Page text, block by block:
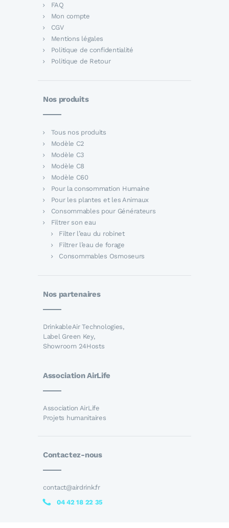
FAQ
Mon compte
CGV
Mentions légales
Politique de confidentialité
Politique de Retour
Nos produits
Tous nos produits
Modèle C2
Modèle C3
Modèle C8
Modèle C60
Pour la consommation Humaine
Pour les plantes et les Animaux
Consommables pour Générateurs
Filtrer son eau
Filter l’eau du robinet
Filtrer l’eau de forage
Consommables Osmoseurs
Nos partenaires
DrinkableAir Technologies,
Label Green Key,
Showroom 24Hosts
Association AirLife
Association AirLife
Projets humanitaires
Contactez-nous
contact@airdrink.fr
04 42 18 22 35